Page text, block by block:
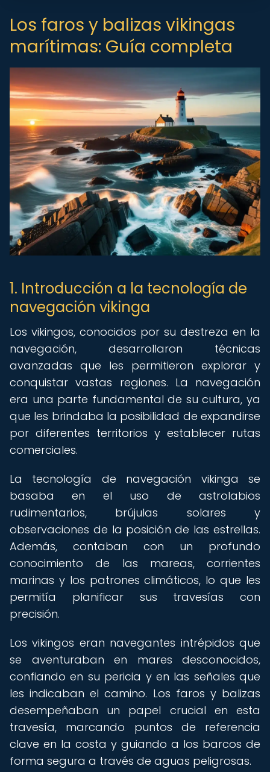
Los faros y balizas vikingas
marítimas: Guía completa
1. Introducción a la tecnología de
navegación vikinga
Los vikingos, conocidos por su destreza en la
navegación, desarrollaron técnicas
avanzadas que les permitieron explorar y
conquistar vastas regiones. La navegación
era una parte fundamental de su cultura, ya
que les brindaba la posibilidad de expandirse
por diferentes territorios y establecer rutas
comerciales.
La tecnología de navegación vikinga se
basaba en el uso de astrolabios
rudimentarios, brújulas solares y
observaciones de la posición de las estrellas.
Además, contaban con un profundo
conocimiento de las mareas, corrientes
marinas y los patrones climáticos, lo que les
permitía planificar sus travesías con
precisión.
Los vikingos eran navegantes intrépidos que
se aventuraban en mares desconocidos,
confiando en su pericia y en las señales que
les indicaban el camino. Los faros y balizas
desempeñaban un papel crucial en esta
travesía, marcando puntos de referencia
clave en la costa y guiando a los barcos de
forma segura a través de aguas peligrosas.